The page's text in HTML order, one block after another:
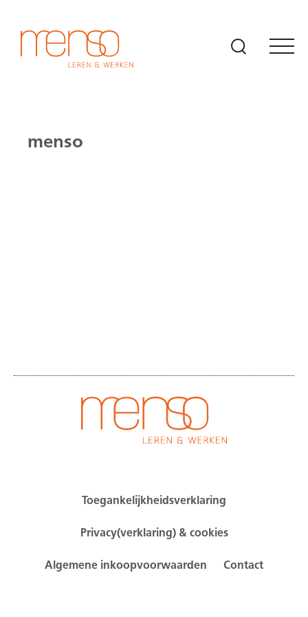
menso
Toegankelijkheidsverklaring
Privacy(verklaring) & cookies
Algemene inkoopvoorwaarden Contact